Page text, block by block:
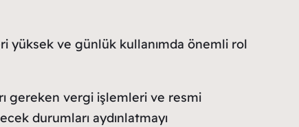
yüksek ve günlük kullanımda önemli rol
gereken vergi işlemleri ve resmi
durumları aydınlatmayı